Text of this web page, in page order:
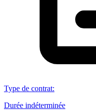
Type de contrat:
Durée indéterminée